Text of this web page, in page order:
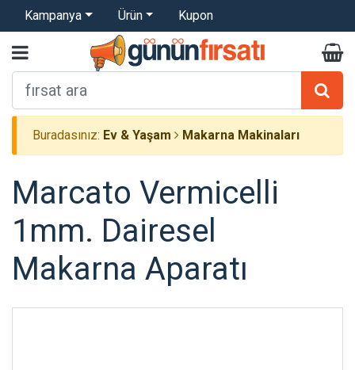
Kampanya Ürün Kupon
Buradasınız: Ev & Yaşam Makarna Makinaları
Marcato Vermicelli
1mm. Dairesel
Makarna Aparatı